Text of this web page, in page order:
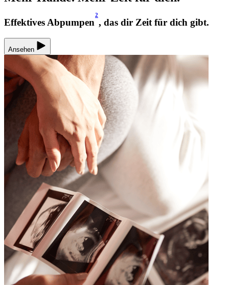
Effektives Abpumpen
2
, das dir Zeit für dich gibt.
Ansehen